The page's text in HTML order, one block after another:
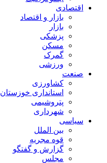
اقتصادی
بازار و اقتصاد
بازار
پزشکی
مسکن
گمرک
ورزشی
صنعت
کشاورزی
استانداری خوزستان
پتروشیمی
شهرداری
سیاسی
بین الملل
قوه مجریه
گزارش و گفتگو
مجلس